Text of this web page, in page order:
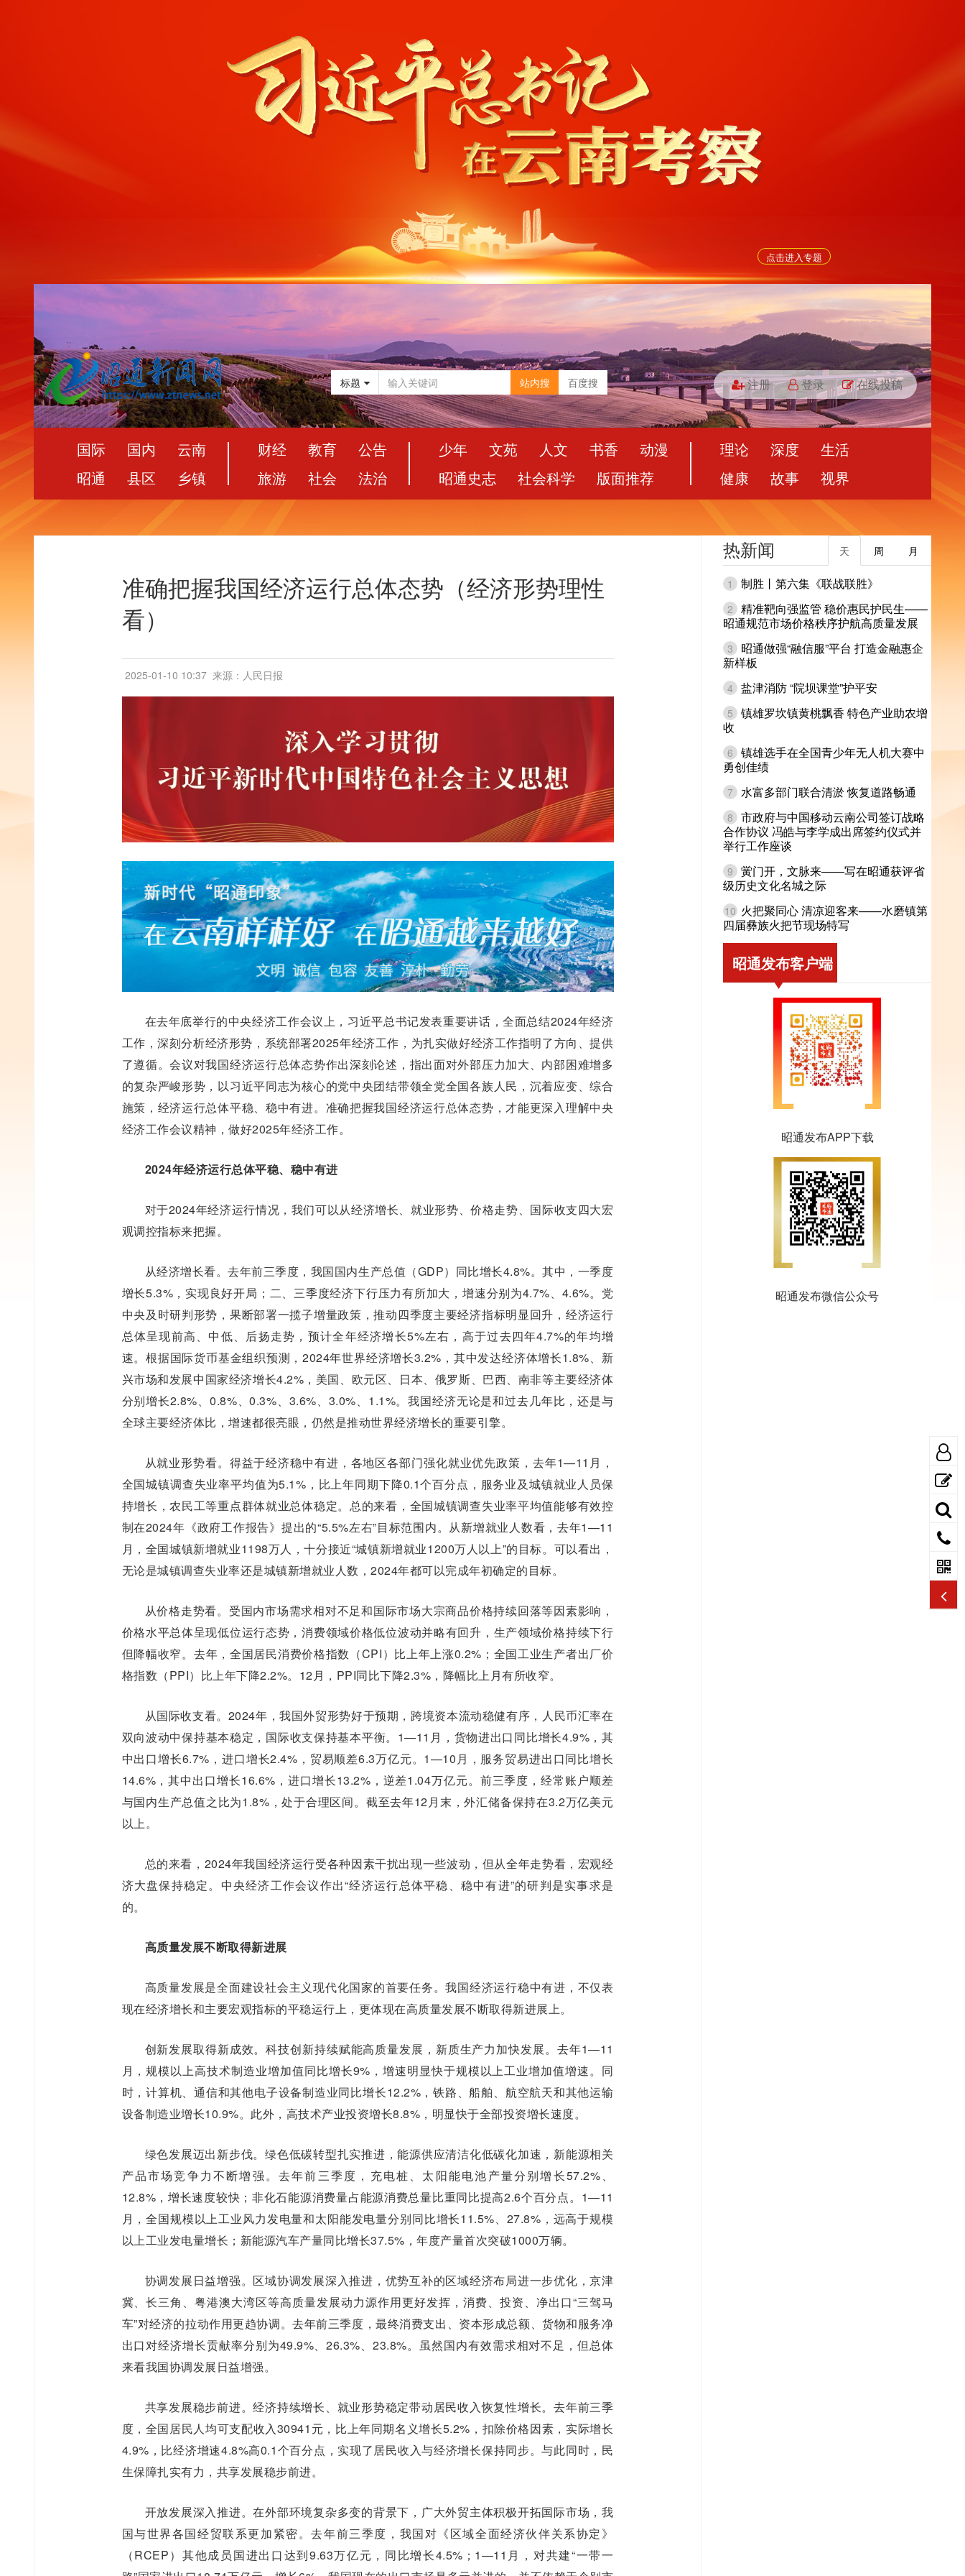
点击进入专题
标题 站内搜 百度搜 注册 登录 在线投稿
国际 国内
云南
昭通
县区 乡镇
财经 教育
公告
旅游
社会 法治
少年 文苑 人文 书香
动漫
昭通史志
社会科学 版面推荐
理论 深度
生活
健康
故事 视界
准确把握我国经济运行总体态势（经济形势理性
看）
2025-01-10 10:37 来源：人民日报
在去年底举行的中央经济工作会议上，习近平总书记发表重要讲话，全面总结2024年经济
工作，深刻分析经济形势，系统部署2025年经济工作，为扎实做好经济工作指明了方向、提供
了遵循。会议对我国经济运行总体态势作出深刻论述，指出面对外部压力加大、内部困难增多
的复杂严峻形势，以习近平同志为核心的党中央团结带领全党全国各族人民，沉着应变、综合
施策，经济运行总体平稳、稳中有进。准确把握我国经济运行总体态势，才能更深入理解中央
经济工作会议精神，做好2025年经济工作。
2024年经济运行总体平稳、稳中有进
对于2024年经济运行情况，我们可以从经济增长、就业形势、价格走势、国际收支四大宏
观调控指标来把握。
从经济增长看。去年前三季度，我国国内生产总值（GDP）同比增长4.8%。其中，一季度
增长5.3%，实现良好开局；二、三季度经济下行压力有所加大，增速分别为4.7%、4.6%。党
中央及时研判形势，果断部署一揽子增量政策，推动四季度主要经济指标明显回升，经济运行
总体呈现前高、中低、后扬走势，预计全年经济增长5%左右，高于过去四年4.7%的年均增
速。根据国际货币基金组织预测，2024年世界经济增长3.2%，其中发达经济体增长1.8%、新
兴市场和发展中国家经济增长4.2%，美国、欧元区、日本、俄罗斯、巴西、南非等主要经济体
分别增长2.8%、0.8%、0.3%、3.6%、3.0%、1.1%。我国经济无论是和过去几年比，还是与
全球主要经济体比，增速都很亮眼，仍然是推动世界经济增长的重要引擎。
从就业形势看。得益于经济稳中有进，各地区各部门强化就业优先政策，去年1—11月，
全国城镇调查失业率平均值为5.1%，比上年同期下降0.1个百分点，服务业及城镇就业人员保
持增长，农民工等重点群体就业总体稳定。总的来看，全国城镇调查失业率平均值能够有效控
制在2024年《政府工作报告》提出的“5.5%左右”目标范围内。从新增就业人数看，去年1—11
月，全国城镇新增就业1198万人，十分接近“城镇新增就业1200万人以上”的目标。可以看出，
无论是城镇调查失业率还是城镇新增就业人数，2024年都可以完成年初确定的目标。
从价格走势看。受国内市场需求相对不足和国际市场大宗商品价格持续回落等因素影响，
价格水平总体呈现低位运行态势，消费领域价格低位波动并略有回升，生产领域价格持续下行
但降幅收窄。去年，全国居民消费价格指数（CPI）比上年上涨0.2%；全国工业生产者出厂价
格指数（PPI）比上年下降2.2%。12月，PPI同比下降2.3%，降幅比上月有所收窄。
从国际收支看。2024年，我国外贸形势好于预期，跨境资本流动稳健有序，人民币汇率在
双向波动中保持基本稳定，国际收支保持基本平衡。1—11月，货物进出口同比增长4.9%，其
中出口增长6.7%，进口增长2.4%，贸易顺差6.3万亿元。1—10月，服务贸易进出口同比增长
14.6%，其中出口增长16.6%，进口增长13.2%，逆差1.04万亿元。前三季度，经常账户顺差
与国内生产总值之比为1.8%，处于合理区间。截至去年12月末，外汇储备保持在3.2万亿美元
以上。
总的来看，2024年我国经济运行受各种因素干扰出现一些波动，但从全年走势看，宏观经
济大盘保持稳定。中央经济工作会议作出“经济运行总体平稳、稳中有进”的研判是实事求是
的。
高质量发展不断取得新进展
高质量发展是全面建设社会主义现代化国家的首要任务。我国经济运行稳中有进，不仅表
现在经济增长和主要宏观指标的平稳运行上，更体现在高质量发展不断取得新进展上。
创新发展取得新成效。科技创新持续赋能高质量发展，新质生产力加快发展。去年1—11
月，规模以上高技术制造业增加值同比增长9%，增速明显快于规模以上工业增加值增速。同
时，计算机、通信和其他电子设备制造业同比增长12.2%，铁路、船舶、航空航天和其他运输
设备制造业增长10.9%。此外，高技术产业投资增长8.8%，明显快于全部投资增长速度。
绿色发展迈出新步伐。绿色低碳转型扎实推进，能源供应清洁化低碳化加速，新能源相关
产品市场竞争力不断增强。去年前三季度，充电桩、太阳能电池产量分别增长57.2%、
12.8%，增长速度较快；非化石能源消费量占能源消费总量比重同比提高2.6个百分点。1—11
月，全国规模以上工业风力发电量和太阳能发电量分别同比增长11.5%、27.8%，远高于规模
以上工业发电量增长；新能源汽车产量同比增长37.5%，年度产量首次突破1000万辆。
协调发展日益增强。区域协调发展深入推进，优势互补的区域经济布局进一步优化，京津
冀、长三角、粤港澳大湾区等高质量发展动力源作用更好发挥，消费、投资、净出口“三驾马
车”对经济的拉动作用更趋协调。去年前三季度，最终消费支出、资本形成总额、货物和服务净
出口对经济增长贡献率分别为49.9%、26.3%、23.8%。虽然国内有效需求相对不足，但总体
来看我国协调发展日益增强。
共享发展稳步前进。经济持续增长、就业形势稳定带动居民收入恢复性增长。去年前三季
度，全国居民人均可支配收入30941元，比上年同期名义增长5.2%，扣除价格因素，实际增长
4.9%，比经济增速4.8%高0.1个百分点，实现了居民收入与经济增长保持同步。与此同时，民
生保障扎实有力，共享发展稳步前进。
开放发展深入推进。在外部环境复杂多变的背景下，广大外贸主体积极开拓国际市场，我
国与世界各国经贸联系更加紧密。去年前三季度，我国对《区域全面经济伙伴关系协定》
（RCEP）其他成员国进出口达到9.63万亿元，同比增长4.5%；1—11月，对共建“一带一
热新闻 月
周
天
1 制胜丨第六集《联战联胜》
2 精准靶向强监管 稳价惠民护民生——
昭通规范市场价格秩序护航高质量发展
3
昭通做强“融信服”平台 打造金融惠企
新样板
4 盐津消防 “院坝课堂”护平安
5 镇雄罗坎镇黄桃飘香 特色产业助农增
收
6 镇雄选手在全国青少年无人机大赛中
勇创佳绩
7 水富多部门联合清淤 恢复道路畅通
8 市政府与中国移动云南公司签订战略
合作协议 冯皓与李学成出席签约仪式并
举行工作座谈
9 黉门开，文脉来——写在昭通获评省
级历史文化名城之际
10 火把聚同心 清凉迎客来——水磨镇第
四届彝族火把节现场特写
昭通发布客户端
昭通发布APP下载
昭通发布微信公众号